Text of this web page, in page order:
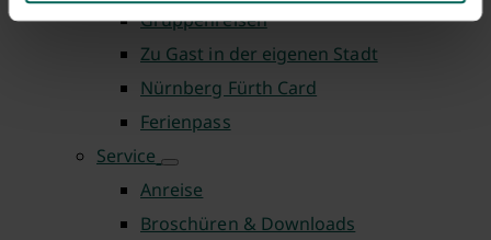
Gruppenreisen
Zu Gast in der eigenen Stadt
Nürnberg Fürth Card
Ferienpass
Service
Anreise
Broschüren & Downloads